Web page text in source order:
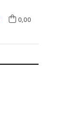
0,00